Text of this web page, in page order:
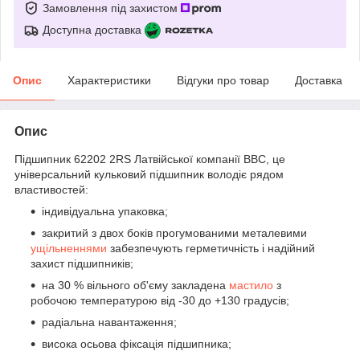
Замовлення під захистом
Доступна доставка
Опис Характеристики Відгуки про товар Доставка
Опис
Підшипник 62202 2RS Латвійської компанії BBC, це
універсальний кульковий підшипник володіє рядом
властивостей:
індивідуальна упаковка;
закритий з двох боків прогумованими металевими
ущільненнями забезпечують герметичність і надійний
захист підшипників;
на 30 % вільного об'єму закладена мастило з
робочою температурою від -30 до +130 градусів;
радіальна навантаження;
висока осьова фіксація підшипника;